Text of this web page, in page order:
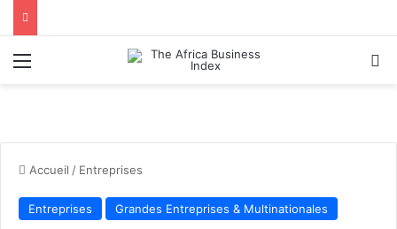
Menu
Accueil / Entreprises
Entreprises Grandes Entreprises & Multinationales